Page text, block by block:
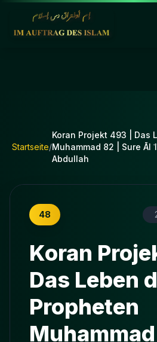
Startseite/
Koran Projekt 493 | Das
Muhammad 82 | Sure Āl
Abdullah
48
Koran
Das Leben
Propheten
Muhammad